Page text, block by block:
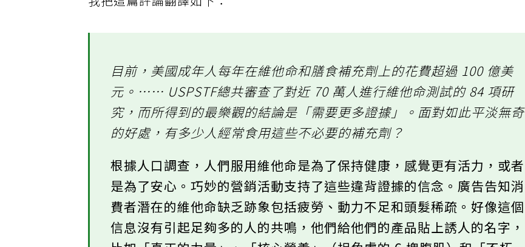
我把這篇評論翻譯如下：
目前，美國成年人每年在維他命和膳食補充劑上的花費超過 100 億美
元。…… USPSTF總共審查了對近 70 萬人進行維他命測試的 84 項研
究，而所得到的最樂觀的結論是「需要更多證據」。面對如此平淡無奇
的好處，有多少人經常食用這些不必要的補充劑？
根據人口調查，人們服用維他命是為了保持健康，感覺更有活力，或者
是為了安心。巧妙的營銷活動支持了這些違背證據的信念。廣告告知消
費者潛在的維他命缺乏跡象包括疲勞、動力不足和頭髮稀疏。好像這個
信息沒有引起足夠多的人的共鳴，他們給他們的產品貼上誘人的名字，